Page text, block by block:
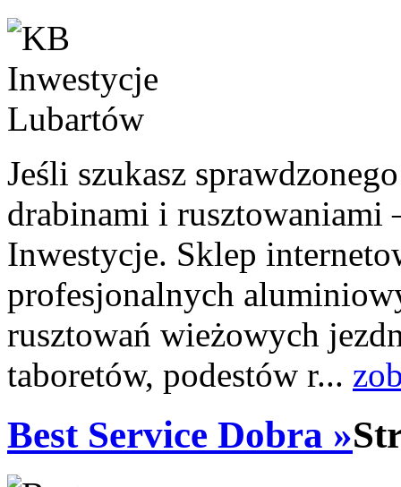
Jeśli szukasz
drabinami i rusztowaniami
Inwestycje. Sklep
profesjonalnych
rusztowań wieżowych
taboretów, podestów r...
Best Service Dobra »